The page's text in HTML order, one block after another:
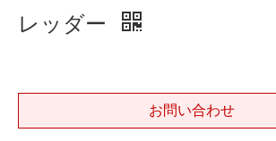
レッダー
お問い合わせ